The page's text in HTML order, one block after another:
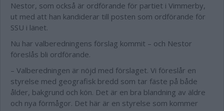
Nestor, som också är ordförande för partiet i Vimmerby,
ut med att han kandiderar till posten som ordförande för
SSU i länet.
Nu har valberedningens förslag kommit – och Nestor
föreslås bli ordförande.
– Valberedningen är nöjd med förslaget. Vi föreslår en
styrelse med geografisk bredd som tar fäste på både
ålder, bakgrund och kön. Det är en bra blandning av äldre
och nya förmågor. Det här är en styrelse som kommer